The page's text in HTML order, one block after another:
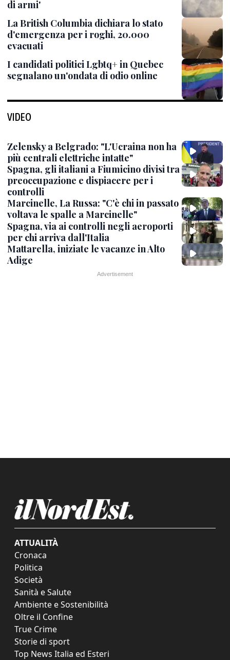
di armi'
La British Columbia dichiara lo stato
d'emergenza per i roghi, 20.000
evacuati
I candidati politici Lgbtq+ in Quebec
segnalano un'ondata di odio online
VIDEO
Zelensky a Belgrado: "L'Ucraina non ha
più centrali elettriche intatte"
Spagna, gli italiani a Fiumicino divisi tra
preoccupazione e dispiacere per i
controlli
Marcinelle, La Russa: "C'è chi in passato
voltava le spalle a Marcinelle"
Spagna, via ai controlli negli aeroporti
per chi arriva dall'Italia
Mattarella, iniziate le vacanze in Alto
Adige
ATTUALITÀ
Cronaca
Politica
Società
Sanità e Salute
Ambiente e Sostenibilità
Oltre il Confine
True Crime
Storie di sport
Top News Italia ed Esteri